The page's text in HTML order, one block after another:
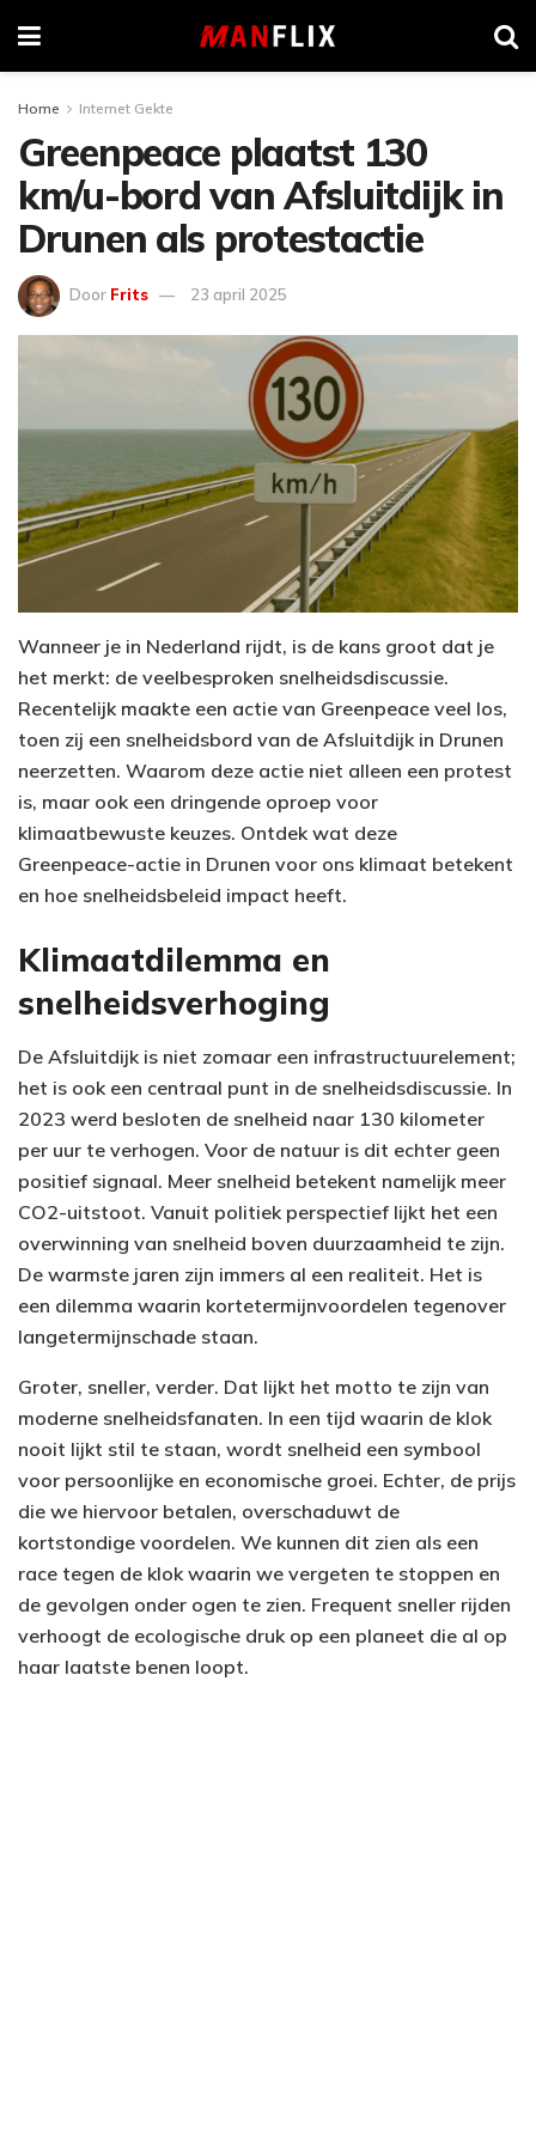
Home Internet Gekte
Greenpeace plaatst 130
km/u-bord van Afsluitdijk in
Drunen als protestactie
Door Frits 23 april 2025
Wanneer je in Nederland rijdt, is de kans groot dat je
het merkt: de veelbesproken snelheidsdiscussie.
Recentelijk maakte een actie van Greenpeace veel los,
toen zij een snelheidsbord van de Afsluitdijk in Drunen
neerzetten. Waarom deze actie niet alleen een protest
is, maar ook een dringende oproep voor
klimaatbewuste keuzes. Ontdek wat deze
Greenpeace-actie in Drunen voor ons klimaat betekent
en hoe snelheidsbeleid impact heeft.
Klimaatdilemma en
snelheidsverhoging
De Afsluitdijk is niet zomaar een infrastructuurelement;
het is ook een centraal punt in de snelheidsdiscussie. In
2023 werd besloten de snelheid naar 130 kilometer
per uur te verhogen. Voor de natuur is dit echter geen
positief signaal. Meer snelheid betekent namelijk meer
CO2-uitstoot. Vanuit politiek perspectief lijkt het een
overwinning van snelheid boven duurzaamheid te zijn.
De warmste jaren zijn immers al een realiteit. Het is
een dilemma waarin kortetermijnvoordelen tegenover
langetermijnschade staan.
Groter, sneller, verder. Dat lijkt het motto te zijn van
moderne snelheidsfanaten. In een tijd waarin de klok
nooit lijkt stil te staan, wordt snelheid een symbool
voor persoonlijke en economische groei. Echter, de prijs
die we hiervoor betalen, overschaduwt de
kortstondige voordelen. We kunnen dit zien als een
race tegen de klok waarin we vergeten te stoppen en
de gevolgen onder ogen te zien. Frequent sneller rijden
verhoogt de ecologische druk op een planeet die al op
haar laatste benen loopt.